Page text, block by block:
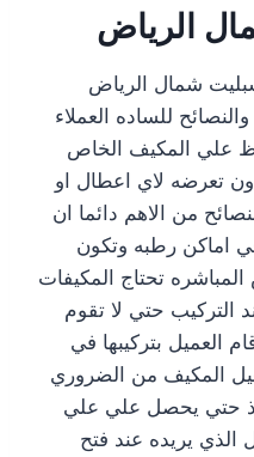
الرياض
شمال الرياض
للساده العملاء
علي المكيف الخاص
تعرضه لاي اعطال او
من الاهم دائما ان
اماكن رطبه وتكون
تحتاج المكيفات
التركيب حتي لا تقوم
العميل بتركيبها في
المكيف من الضروري
حتي يحصل علي علي
الذي يريده عند فتح